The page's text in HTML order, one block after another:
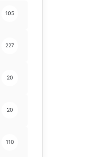
105
227
20
20
110